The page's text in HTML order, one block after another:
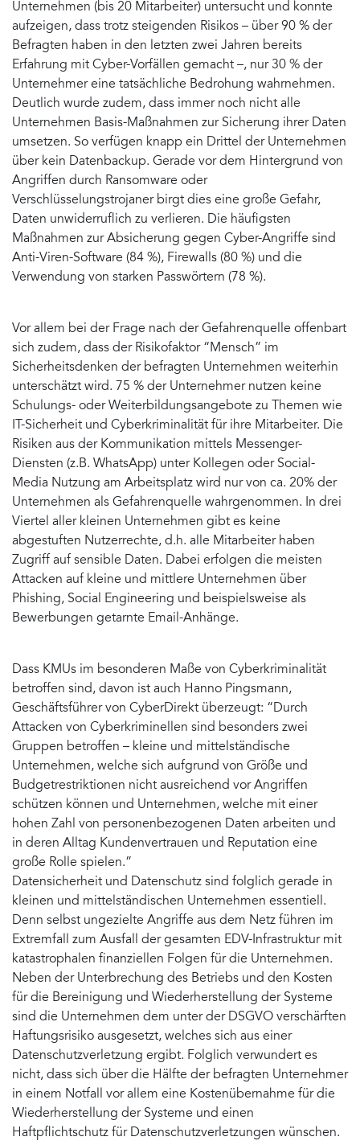
Unternehmen (bis 20 Mitarbeiter) untersucht und konnte
aufzeigen, dass trotz steigenden Risikos – über 90 % der
Befragten haben in den letzten zwei Jahren bereits
Erfahrung mit Cyber-Vorfällen gemacht –, nur 30 % der
Unternehmer eine tatsächliche Bedrohung wahrnehmen.
Deutlich wurde zudem, dass immer noch nicht alle
Unternehmen Basis-Maßnahmen zur Sicherung ihrer Daten
umsetzen. So verfügen knapp ein Drittel der Unternehmen
über kein Datenbackup. Gerade vor dem Hintergrund von
Angriffen durch Ransomware oder
Verschlüsselungstrojaner birgt dies eine große Gefahr,
Daten unwiderruflich zu verlieren. Die häufigsten
Maßnahmen zur Absicherung gegen Cyber-Angriffe sind
Anti-Viren-Software (84 %), Firewalls (80 %) und die
Verwendung von starken Passwörtern (78 %).
Vor allem bei der Frage nach der Gefahrenquelle offenbart
sich zudem, dass der Risikofaktor “Mensch” im
Sicherheitsdenken der befragten Unternehmen weiterhin
unterschätzt wird. 75 % der Unternehmer nutzen keine
Schulungs- oder Weiterbildungsangebote zu Themen wie
IT-Sicherheit und Cyberkriminalität für ihre Mitarbeiter. Die
Risiken aus der Kommunikation mittels Messenger-
Diensten (z.B. WhatsApp) unter Kollegen oder Social-
Media Nutzung am Arbeitsplatz wird nur von ca. 20% der
Unternehmen als Gefahrenquelle wahrgenommen. In drei
Viertel aller kleinen Unternehmen gibt es keine
abgestuften Nutzerrechte, d.h. alle Mitarbeiter haben
Zugriff auf sensible Daten. Dabei erfolgen die meisten
Attacken auf kleine und mittlere Unternehmen über
Phishing, Social Engineering und beispielsweise als
Bewerbungen getarnte Email-Anhänge.
Dass KMUs im besonderen Maße von Cyberkriminalität
betroffen sind, davon ist auch Hanno Pingsmann,
Geschäftsführer von CyberDirekt überzeugt: “Durch
Attacken von Cyberkriminellen sind besonders zwei
Gruppen betroffen – kleine und mittelständische
Unternehmen, welche sich aufgrund von Größe und
Budgetrestriktionen nicht ausreichend vor Angriffen
schützen können und Unternehmen, welche mit einer
hohen Zahl von personenbezogenen Daten arbeiten und
in deren Alltag Kundenvertrauen und Reputation eine
große Rolle spielen.”
Datensicherheit und Datenschutz sind folglich gerade in
kleinen und mittelständischen Unternehmen essentiell.
Denn selbst ungezielte Angriffe aus dem Netz führen im
Extremfall zum Ausfall der gesamten EDV-Infrastruktur mit
katastrophalen finanziellen Folgen für die Unternehmen.
Neben der Unterbrechung des Betriebs und den Kosten
für die Bereinigung und Wiederherstellung der Systeme
sind die Unternehmen dem unter der DSGVO verschärften
Haftungsrisiko ausgesetzt, welches sich aus einer
Datenschutzverletzung ergibt. Folglich verwundert es
nicht, dass sich über die Hälfte der befragten Unternehmer
in einem Notfall vor allem eine Kostenübernahme für die
Wiederherstellung der Systeme und einen
Haftpflichtschutz für Datenschutzverletzungen wünschen.